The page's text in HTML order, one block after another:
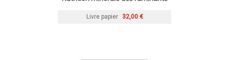
Livre papier 32,00 €